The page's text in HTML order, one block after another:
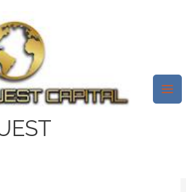
Lesbiche
E Dintorni
Erotici E Di
O Per